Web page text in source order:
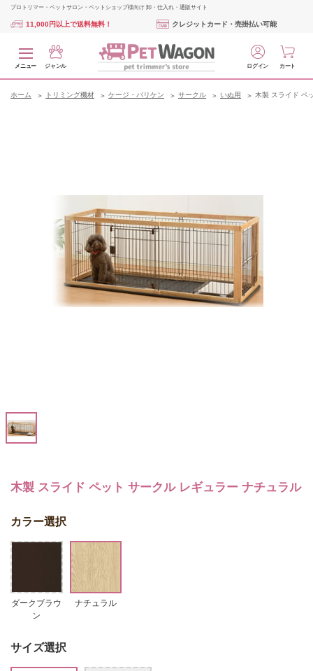
プロトリマー・ペットサロン・ペットショップ様向け 卸・仕入れ・通販サイト
11,000円以上で送料無料！ クレジットカード・売掛払い可能
メニュー ジャンル ログイン カート
ホーム トリミング機材 ケージ・バリケン サークル いぬ用 木製 スライド ペ
木製 スライド ペット サークル レギュラー ナチュラル
カラー選択
ダークブラウ
ン
ナチュラル
サイズ選択